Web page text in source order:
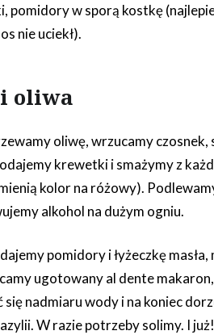
pomidory w sporą kostkę
nie uciekł).
oliwa
oliwę, wrzucamy czosnek,
krewetki i smażymy z
kolor na różowy).
alkohol na dużym ogniu.
pomidory i łyżeczkę masła,
ugotowany al dente
się nadmiaru wody i na koniec
W razie potrzeby solimy. I